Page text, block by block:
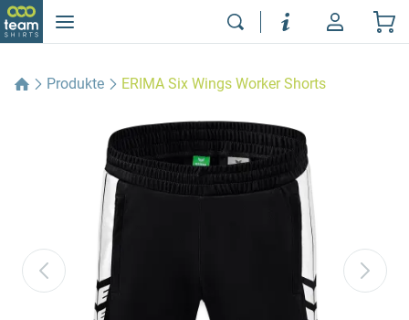
Produkte ERIMA Six Wings Worker Shorts